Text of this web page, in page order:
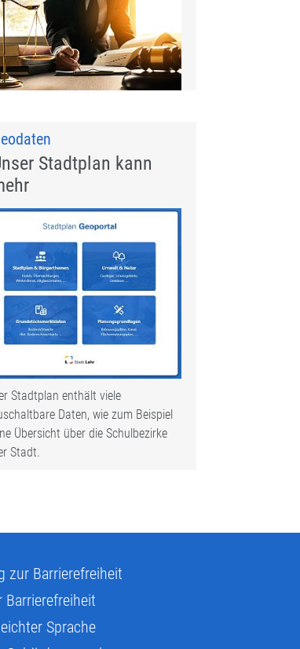
Stadtplan kann
Stadtplan enthält viele
Daten, wie zum Beispiel
Übersicht über die Schulbezirke
Stadt.
zur Barrierefreiheit
Barrierefreiheit
Sprache